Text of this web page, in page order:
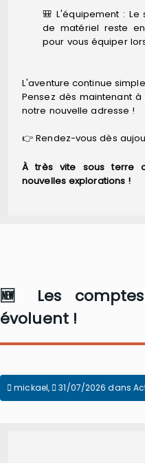
🎒 L'équipement :
de matériel reste
pour vous équiper
L'aventure continue
Pensez dès maintenant
notre nouvelle adresse !
👉 Rendez-vous dès
À très vite sous terre
nouvelles explorations !
🆕 Les
évoluent !
mickael, 31/07/2026 dans